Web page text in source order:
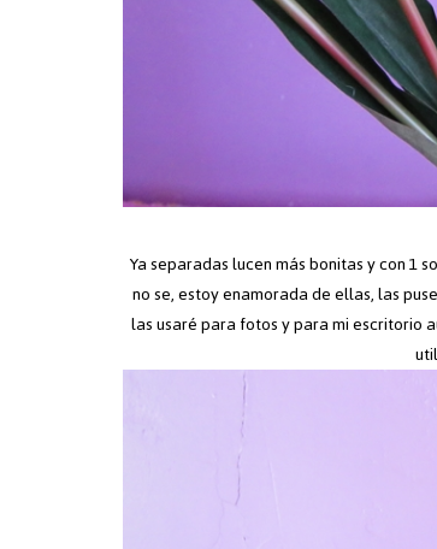
Ya separadas lucen más bonitas y con 1
no se, estoy enamorada de ellas, las
las usaré para fotos y para mi escritorio